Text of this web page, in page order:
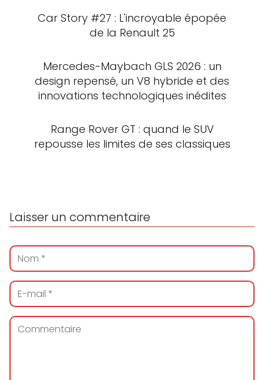
Car Story #27 : L'incroyable épopée
de la Renault 25
Mercedes-Maybach GLS 2026 : un
design repensé, un V8 hybride et des
innovations technologiques inédites
Range Rover GT : quand le SUV
repousse les limites de ses classiques
Laisser un commentaire